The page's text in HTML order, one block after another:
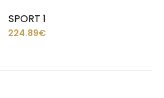
SPORT 1
224.89€